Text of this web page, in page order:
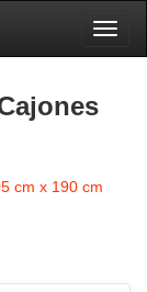
cm x 190 cm